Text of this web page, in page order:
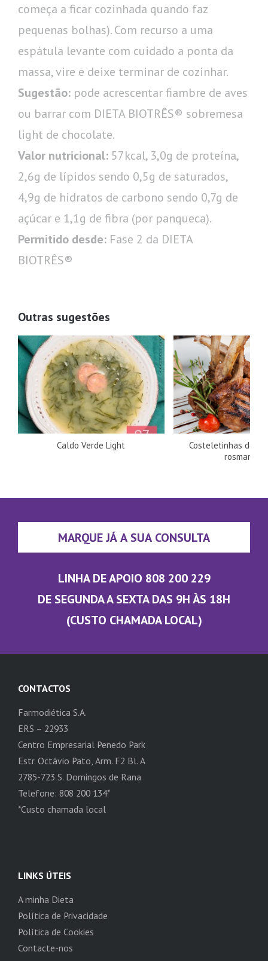
começa a ficar cozinhada quando faz
pequenas bolhas). Com recurso a uma
espátula levante com cuidado a ponta da
massa, vire e deixe terminar de cozinhar.
Sugestão:pode acrescentar fiambre de aves
ou barrar com DIETA BIOTRÊS® sobremesa
light de chocolate.
Valor nutricional:57kcal, 3,0g de proteína,
2,6g de lípidos sendo 0,5g de saturados,
4,9g de hidratos de carbono sendo 0,7g de
açúcar e 1,1g de fibra (por panqueca).
Permitido desde:Fase 2 da DIETA
BIOTRÊS®
Outras sugestões
Caldo Verde Light
Costeletinhas de
MARQUE JÁ A SUA CONSULTA
LINHA DE APOIO 808 200 229
DE SEGUNDA A SEXTA DAS 9H ÀS 18H
(CUSTO CHAMADA LOCAL)
CONTACTOS
Farmodiética S.A.
ERS – 22933
Centro Empresarial Penedo Park
Estr. Octávio Pato, Arm. F2 Bl. A
2785-723 S. Domingos de Rana
Telefone: 808 200 134*
*Custo chamada local
LINKS ÚTEIS
A minha Dieta
Política de Privacidade
Política de Cookies
Contacte-nos